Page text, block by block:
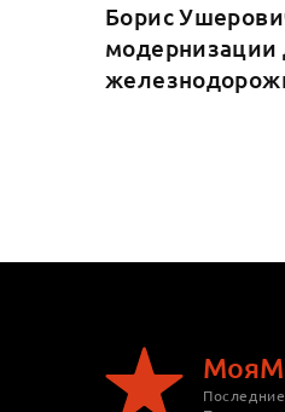
Борис
модернизации